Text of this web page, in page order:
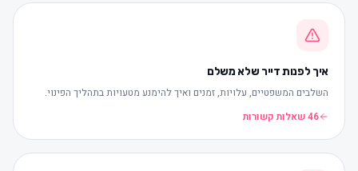
איך לפנות דייר שלא משלם
השלבים המשפטיים, עלויות, זמנים ואיך להימנע מטעויות בתהליך הפינוי.
46 שאלות קשורות